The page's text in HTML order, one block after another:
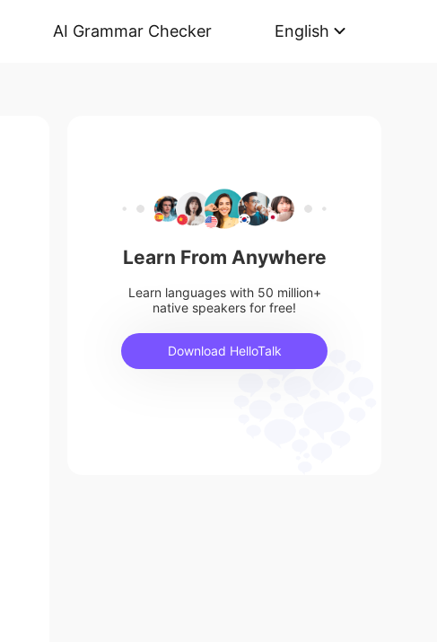
AI Grammar Checker English
Learn From Anywhere
Learn languages with 50 million+
native speakers for free!
Download HelloTalk